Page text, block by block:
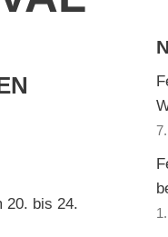
20. bis 24.